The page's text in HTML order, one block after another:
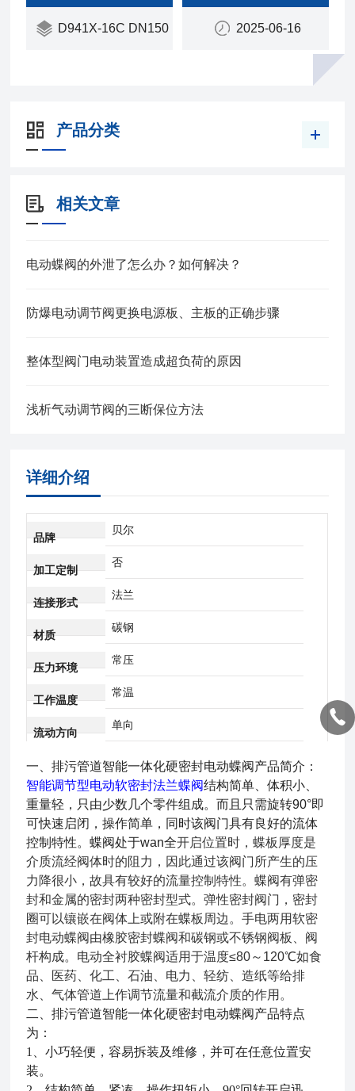
D941X-16C DN150 2025-06-16
产品分类
相关文章
电动蝶阀的外泄了怎么办？如何解决？
防爆电动调节阀更换电源板、主板的正确步骤
整体型阀门电动装置造成超负荷的原因
浅析气动调节阀的三断保位方法
详细介绍
品牌
贝尔
加工定制
否
连接形式
法兰
材质
碳钢
压力环境
常压
工作温度
常温
流动方向
单向
一 、排污管道智能一体化硬密封电动蝶阀产品简介：
智能调节型电动软密封法兰蝶阀结构简单、体积小、
重量轻，只由少数几个零件组成。而且只需旋转90°即
可快速启闭，操作简单，同时该阀门具有良好的流体
控制特性。蝶阀处于wan全开启位置时，蝶板厚度是
介质流经阀体时的阻力，因此通过该阀门所产生的压
力降很小，故具有较好的流量控制特性。蝶阀有弹密
封和金属的密封两种密封型式。弹性密封阀门，密封
圈可以镶嵌在阀体上或附在蝶板周边。手电两用软密
封电动蝶阀由橡胶密封蝶阀和碳钢或不锈钢阀板、阀
杆构成。电动全衬胶蝶阀适用于温度≤80～120℃如食
品、医药、化工、石油、电力、轻纺、造纸等给排
水、气体管道上作调节流量和截流介质的作用。
二
、排污管道智能一体化硬密封电动蝶阀产品特点
为：
1、小巧轻便，容易拆装及维修，并可在任意位置安
装。